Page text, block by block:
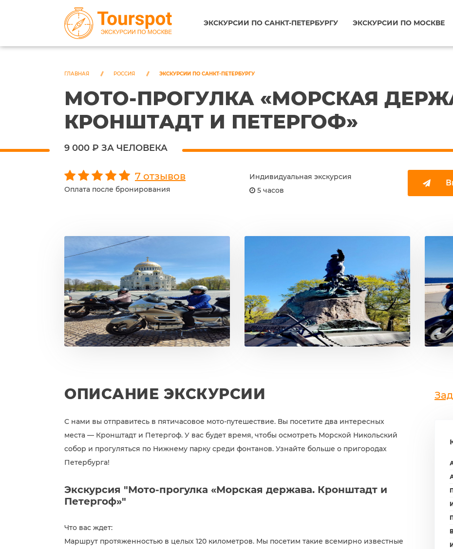
ЭКСКУРСИИ ПО САНКТ-ПЕТЕРБУРГУ ЭКСКУРСИИ ПО МОСКВЕ
ГЛАВНАЯ РОССИЯ ЭКСКУРСИИ ПО САНКТ-ПЕТЕРБУРГУ
МОТО-ПРОГУЛКА «МОРСКАЯ
КРОНШТАДТ И ПЕТЕРГОФ»
9 000 ₽ ЗА ЧЕЛОВЕКА
7 отзывов
Оплата после бронирования
Индивидуальная экскурсия
5 часов
ОПИСАНИЕ ЭКСКУРСИИ
С нами вы отправитесь в пятичасовое мото-путешествие. Вы посетите два интересных
места — Кронштадт и Петергоф. У вас будет время, чтобы осмотреть Морской Никольский
собор и прогуляться по Нижнему парку среди фонтанов. Узнайте больше о пригородах
Петербурга!
Экскурсия "Мото-прогулка «Морская держава. Кронштадт и
Петергоф»"
Что вас ждет:
Маршрут протяженностью в целых 120 километров. Мы посетим такие всемирно известные